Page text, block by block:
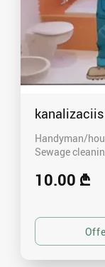
kanalizaciis
Handyman/
Sewage
10.00 ₾